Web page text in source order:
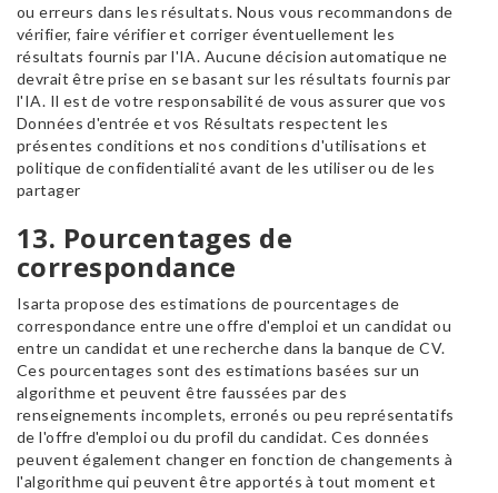
ou erreurs dans les résultats. Nous vous recommandons de
vérifier, faire vérifier et corriger éventuellement les
résultats fournis par l'IA. Aucune décision automatique ne
devrait être prise en se basant sur les résultats fournis par
l'IA. Il est de votre responsabilité de vous assurer que vos
Données d'entrée et vos Résultats respectent les
présentes conditions et nos conditions d'utilisations et
politique de confidentialité avant de les utiliser ou de les
partager
13. Pourcentages de
correspondance
Isarta propose des estimations de pourcentages de
correspondance entre une offre d'emploi et un candidat ou
entre un candidat et une recherche dans la banque de CV.
Ces pourcentages sont des estimations basées sur un
algorithme et peuvent être faussées par des
renseignements incomplets, erronés ou peu représentatifs
de l'offre d'emploi ou du profil du candidat. Ces données
peuvent également changer en fonction de changements à
l'algorithme qui peuvent être apportés à tout moment et